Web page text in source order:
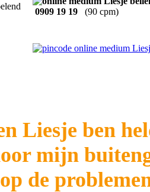
0909 19 19 (90 cpm)
Liesje ben
mijn
de